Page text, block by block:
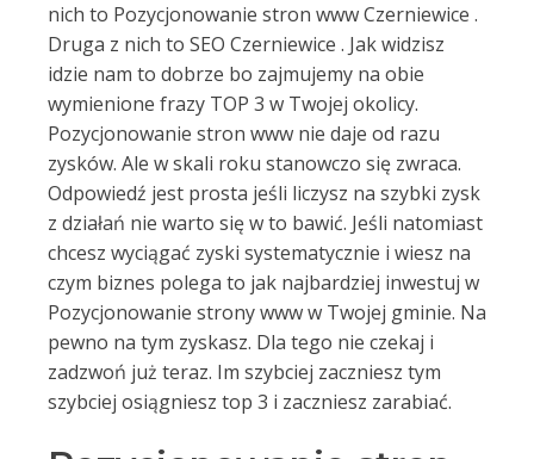
nich to Pozycjonowanie stron www Czerniewice .
Druga z nich to SEO Czerniewice . Jak widzisz
idzie nam to dobrze bo zajmujemy na obie
wymienione frazy TOP 3 w Twojej okolicy.
Pozycjonowanie stron www nie daje od razu
zysków. Ale w skali roku stanowczo się zwraca.
Odpowiedź jest prosta jeśli liczysz na szybki zysk
z działań nie warto się w to bawić. Jeśli natomiast
chcesz wyciągać zyski systematycznie i wiesz na
czym biznes polega to jak najbardziej inwestuj w
Pozycjonowanie strony www w Twojej gminie. Na
pewno na tym zyskasz. Dla tego nie czekaj i
zadzwoń już teraz. Im szybciej zaczniesz tym
szybciej osiągniesz top 3 i zaczniesz zarabiać.